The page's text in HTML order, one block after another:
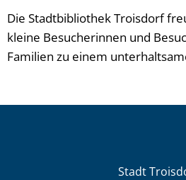
Die Stadtbibliothek Troisdorf
kleine Besucherinnen und
Familien zu einem
Stadt